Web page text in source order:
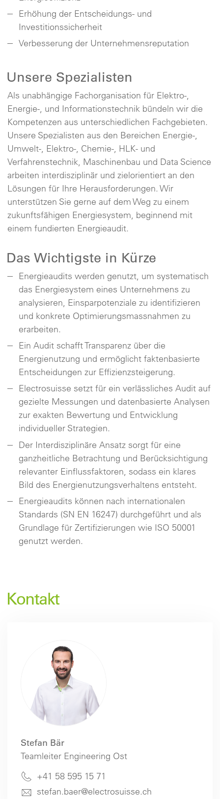
Erhöhung der Entscheidungs- und
Investitionssicherheit
Verbesserung der Unternehmensreputation
Unsere Spezialisten
Als unabhängige Fachorganisation für Elektro-,
Energie-, und Informationstechnik bündeln wir die
Kompetenzen aus unterschiedlichen Fachgebieten.
Unsere Spezialisten aus den Bereichen Energie-,
Umwelt-, Elektro-, Chemie-, HLK- und
Verfahrenstechnik, Maschinenbau und Data Science
arbeiten interdisziplinär und zielorientiert an den
Lösungen für Ihre Herausforderungen. Wir
unterstützen Sie gerne auf dem Weg zu einem
zukunftsfähigen Energiesystem, beginnend mit
einem fundierten Energieaudit.
Das Wichtigste in Kürze
Energieaudits werden genutzt, um systematisch
das Energiesystem eines Unternehmens zu
analysieren, Einsparpotenziale zu identifizieren
und konkrete Optimierungsmassnahmen zu
erarbeiten.
Ein Audit schafft Transparenz über die
Energienutzung und ermöglicht faktenbasierte
Entscheidungen zur Effizienzsteigerung.
Electrosuisse setzt für ein verlässliches Audit auf
gezielte Messungen und datenbasierte Analysen
zur exakten Bewertung und Entwicklung
individueller Strategien.
Der Interdisziplinäre Ansatz sorgt für eine
ganzheitliche Betrachtung und Berücksichtigung
relevanter Einflussfaktoren, sodass ein klares
Bild des Energienutzungsverhaltens entsteht.
Energieaudits können nach internationalen
Standards (SN EN 16247) durchgeführt und als
Grundlage für Zertifizierungen wie ISO 50001
genutzt werden.
Kontakt
Stefan Bär
Teamleiter Engineering Ost
+41 58 595 15 71
stefan.baer@electrosuisse.ch